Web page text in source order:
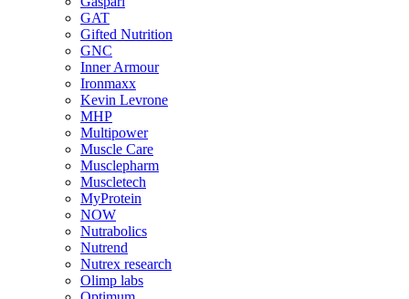
GAT
Gifted Nutrition
GNC
Inner Armour
Ironmaxx
Kevin Levrone
MHP
Multipower
Muscle Care
Musclepharm
Muscletech
MyProtein
NOW
Nutrabolics
Nutrend
Nutrex research
Olimp labs